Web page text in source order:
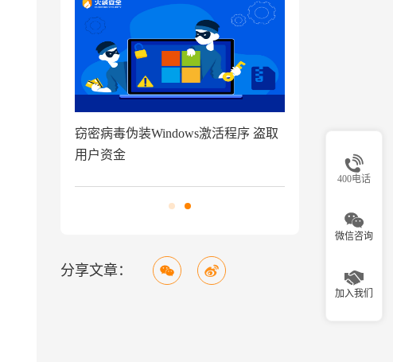
400电话
微信咨询
加入我们
激活程序 盗取
技术揭秘|代码追踪工具分享及应用指
南来啦
分享文章：